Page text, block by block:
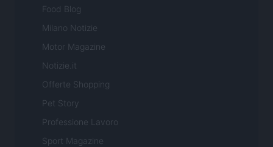
Food Blog
Milano Notizie
Motor Magazine
Notizie.it
Offerte Shopping
Pet Story
Professione Lavoro
Sport Magazine